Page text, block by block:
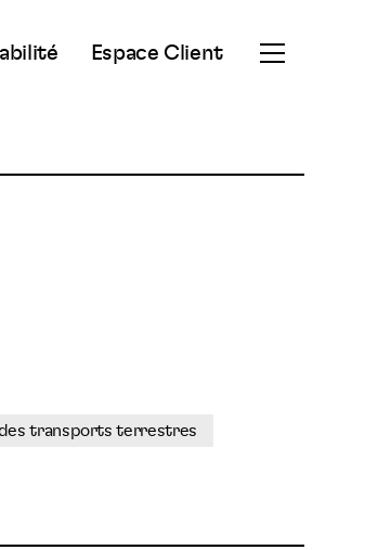
Espace Client
Ouvrir
transports terrestres